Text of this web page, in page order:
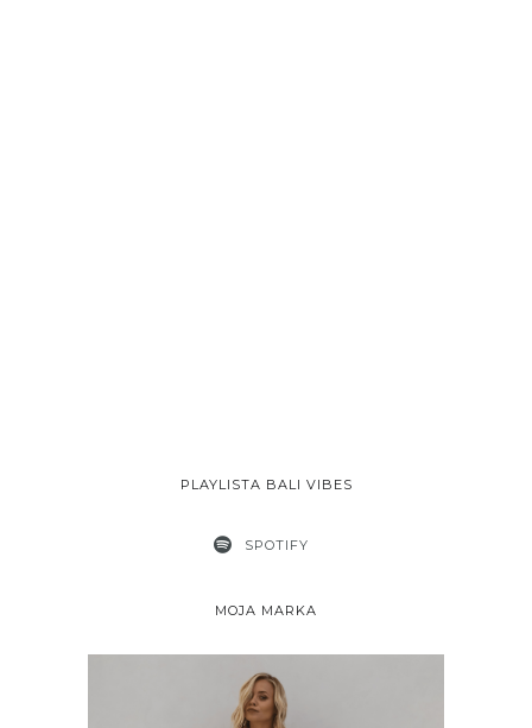
PLAYLISTA BALI VIBES
SPOTIFY
MOJA MARKA